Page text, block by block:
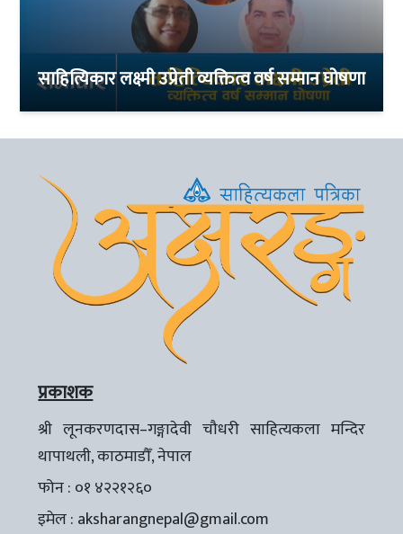
साहित्यिकार लक्ष्मी उप्रेती व्यक्तित्व वर्ष सम्मान घोषणा
प्रकाशक
श्री लूनकरणदास–गङ्गादेवी चौधरी साहित्यकला मन्दिर
थापाथली, काठमाडौँ, नेपाल
फोन : ०१ ४२२१२६०
इमेल : aksharangnepal@gmail.com